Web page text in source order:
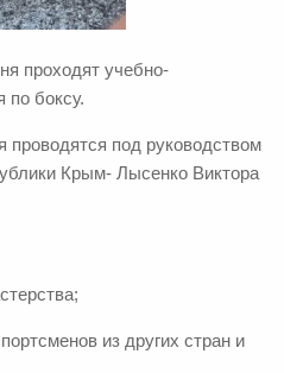
проходят учебно-
по боксу.
проводятся под руководством
Крым- Лысенко Виктора
из других стран и